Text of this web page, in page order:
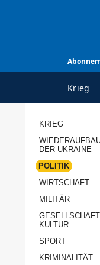
Krieg
KRIEG
DER UKRAINE
POLITIK
WIRTSCHAFT
MILITÄR
KULTUR
SPORT
KRIMINALITÄT